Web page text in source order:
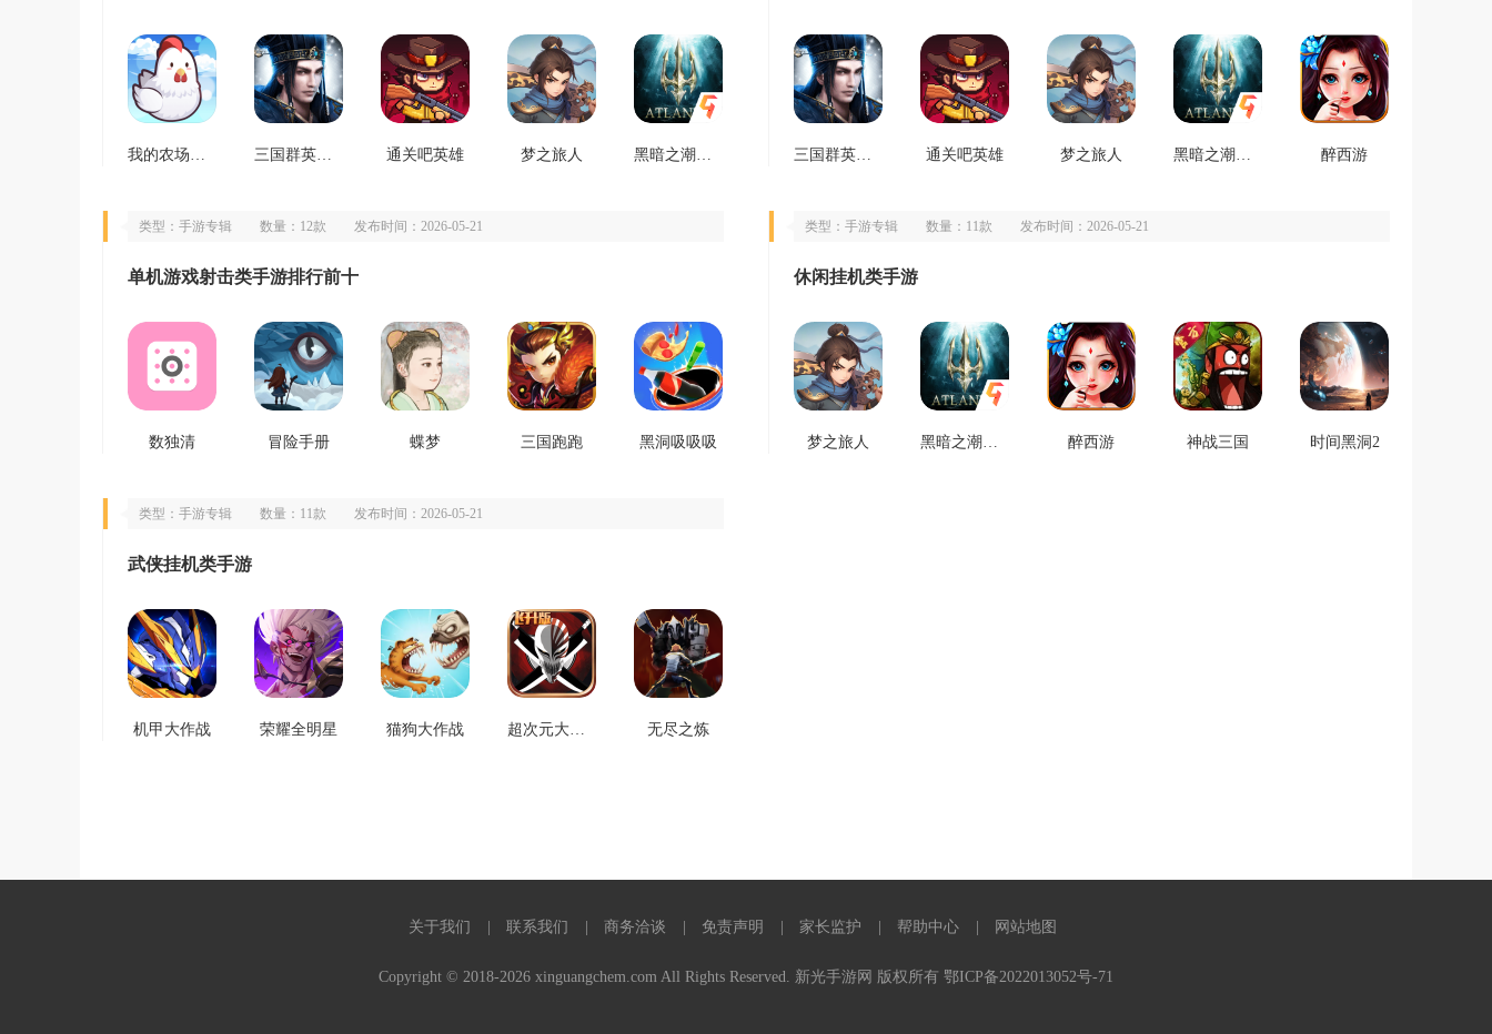
我的农场物语 三国群英传霸王之业 通关吧英雄 梦之旅人 黑暗之潮契约 三国群英传霸王之业 通关吧英雄 梦之旅人 黑暗之潮契约 醉西游
类型：手游专辑 数量：12款 发布时间：2026-05-21
单机游戏射击类手游排行前十
数独清 冒险手册 蝶梦 三国跑跑 黑洞吸吸吸
类型：手游专辑 数量：11款 发布时间：2026-05-21
休闲挂机类手游
梦之旅人 黑暗之潮契约 醉西游 神战三国 时间黑洞2
类型：手游专辑 数量：11款 发布时间：2026-05-21
武侠挂机类手游
机甲大作战 荣耀全明星 猫狗大作战 超次元大乱斗 无尽之炼
关于我们 联系我们 商务洽谈 免责声明 家长监护 帮助中心 网站地图
Copyright © 2018-2026 xinguangchem.com All Rights Reserved. 新光手游网 版权所有 鄂ICP备2022013052号-71